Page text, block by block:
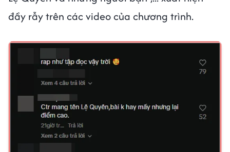
đầy rẫy trên các video của chương trình.